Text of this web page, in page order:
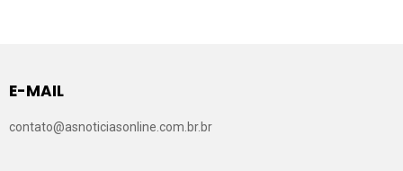
E-MAIL
contato@asnoticiasonline.com.br.br